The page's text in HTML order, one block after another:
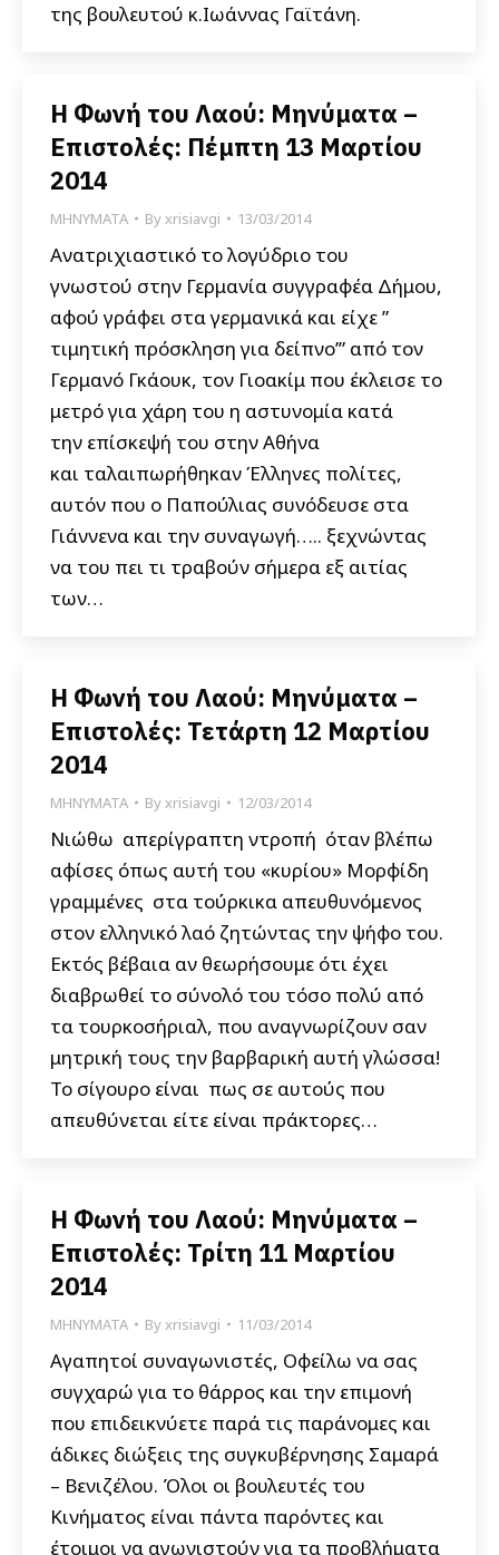
της βουλευτού κ.Ιωάννας Γαϊτάνη.
Η Φωνή του Λαού: Μηνύματα –
Επιστολές: Πέμπτη 13 Μαρτίου
2014
ΜΗΝΥΜΑΤΑ Byxrisiavgi 13/03/2014
Ανατριχιαστικό το λογύδριο του
γνωστού στην Γερμανία συγγραφέα Δήμου,
αφού γράφει στα γερμανικά και είχε ”
τιμητική πρόσκληση για δείπνο’” από τον
Γερμανό Γκάουκ, τον Γιοακίμ που έκλεισε το
μετρό για χάρη του η αστυνομία κατά
την επίσκεψή του στην Αθήνα
και ταλαιπωρήθηκαν Έλληνες πολίτες,
αυτόν που ο Παπούλιας συνόδευσε στα
Γιάννενα και την συναγωγή….. ξεχνώντας
να του πει τι τραβούν σήμερα εξ αιτίας
των…
Η Φωνή του Λαού: Μηνύματα –
Επιστολές: Τετάρτη 12 Μαρτίου
2014
ΜΗΝΥΜΑΤΑ Byxrisiavgi 12/03/2014
Νιώθω απερίγραπτη ντροπή όταν βλέπω
αφίσες όπως αυτή του «κυρίου» Μορφίδη
γραμμένες στα τούρκικα απευθυνόμενος
στον ελληνικό λαό ζητώντας την ψήφο του.
Εκτός βέβαια αν θεωρήσουμε ότι έχει
διαβρωθεί το σύνολό του τόσο πολύ από
τα τουρκοσήριαλ, που αναγνωρίζουν σαν
μητρική τους την βαρβαρική αυτή γλώσσα!
Το σίγουρο είναι πως σε αυτούς που
απευθύνεται είτε είναι πράκτορες…
Η Φωνή του Λαού: Μηνύματα –
Επιστολές: Τρίτη 11 Μαρτίου
2014
ΜΗΝΥΜΑΤΑ Byxrisiavgi 11/03/2014
Αγαπητοί συναγωνιστές, Οφείλω να σας
συγχαρώ για το θάρρος και την επιμονή
που επιδεικνύετε παρά τις παράνομες και
άδικες διώξεις της συγκυβέρνησης Σαμαρά
– Βενιζέλου. Όλοι οι βουλευτές του
Κινήματος είναι πάντα παρόντες και
έτοιμοι να αγωνιστούν για τα προβλήματα